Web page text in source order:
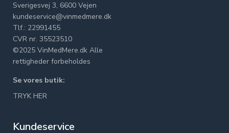
Sverigesvej 3, 6600 Vejen
kundeservice@vinmedmere.dk
Tlf.: 22991455
CVR nr. 35523510
©2025 VinMedMere.dk Alle
rettigheder forbeholdes
Se vores butik:
TRYK HER
Kundeservice